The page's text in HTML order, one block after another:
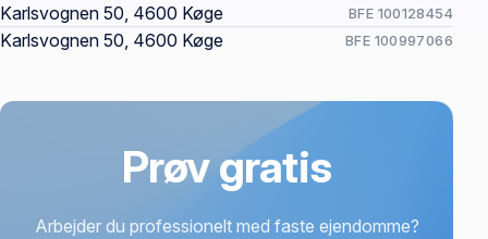
Offentlige ejendomssider
Karlsvognen 50, 4600 Køge BFE 100128454
Karlsvognen 50, 4600 Køge BFE 100997066
Prøv gratis
Arbejder du professionelt med faste ejendomme?